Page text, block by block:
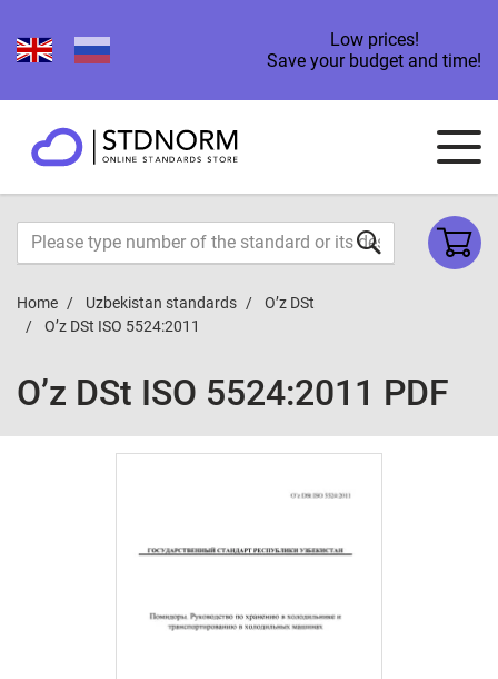
Low prices!
Save your budget and time!
Home Uzbekistan standards
O’z DSt
O’z DSt ISO 5524:2011
O’z DSt ISO 5524:2011 PDF